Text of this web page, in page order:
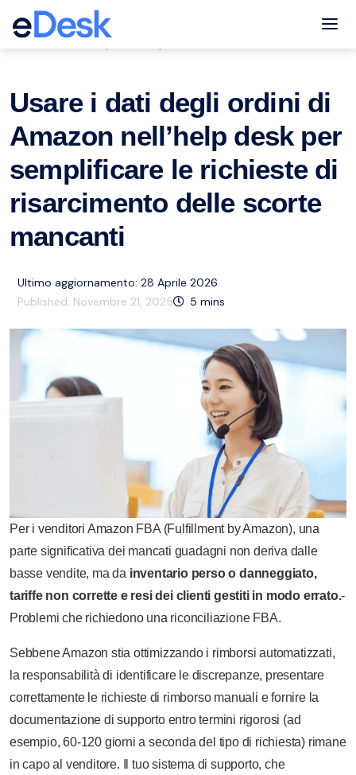
eCommerce Support Central
Usare i dati degli ordini di
Amazon nell’help desk per
semplificare le richieste di
risarcimento delle scorte
mancanti
Ultimo aggiornamento: 28 Aprile 2026
Published: Novembre 21, 2025 5 mins
Per i venditori Amazon FBA (Fulfillment by Amazon), una
parte significativa dei mancati guadagni non deriva dalle
basse vendite, ma da inventario perso o danneggiato,
tariffe non corrette e resi dei clienti gestiti in modo errato.-
Problemi che richiedono una riconciliazione FBA.
Sebbene Amazon stia ottimizzando i rimborsi automatizzati,
la responsabilità di identificare le discrepanze, presentare
correttamente le richieste di rimborso manuali e fornire la
documentazione di supporto entro termini rigorosi (ad
esempio, 60-120 giorni a seconda del tipo di richiesta) rimane
in capo al venditore. Il tuo sistema di supporto, che